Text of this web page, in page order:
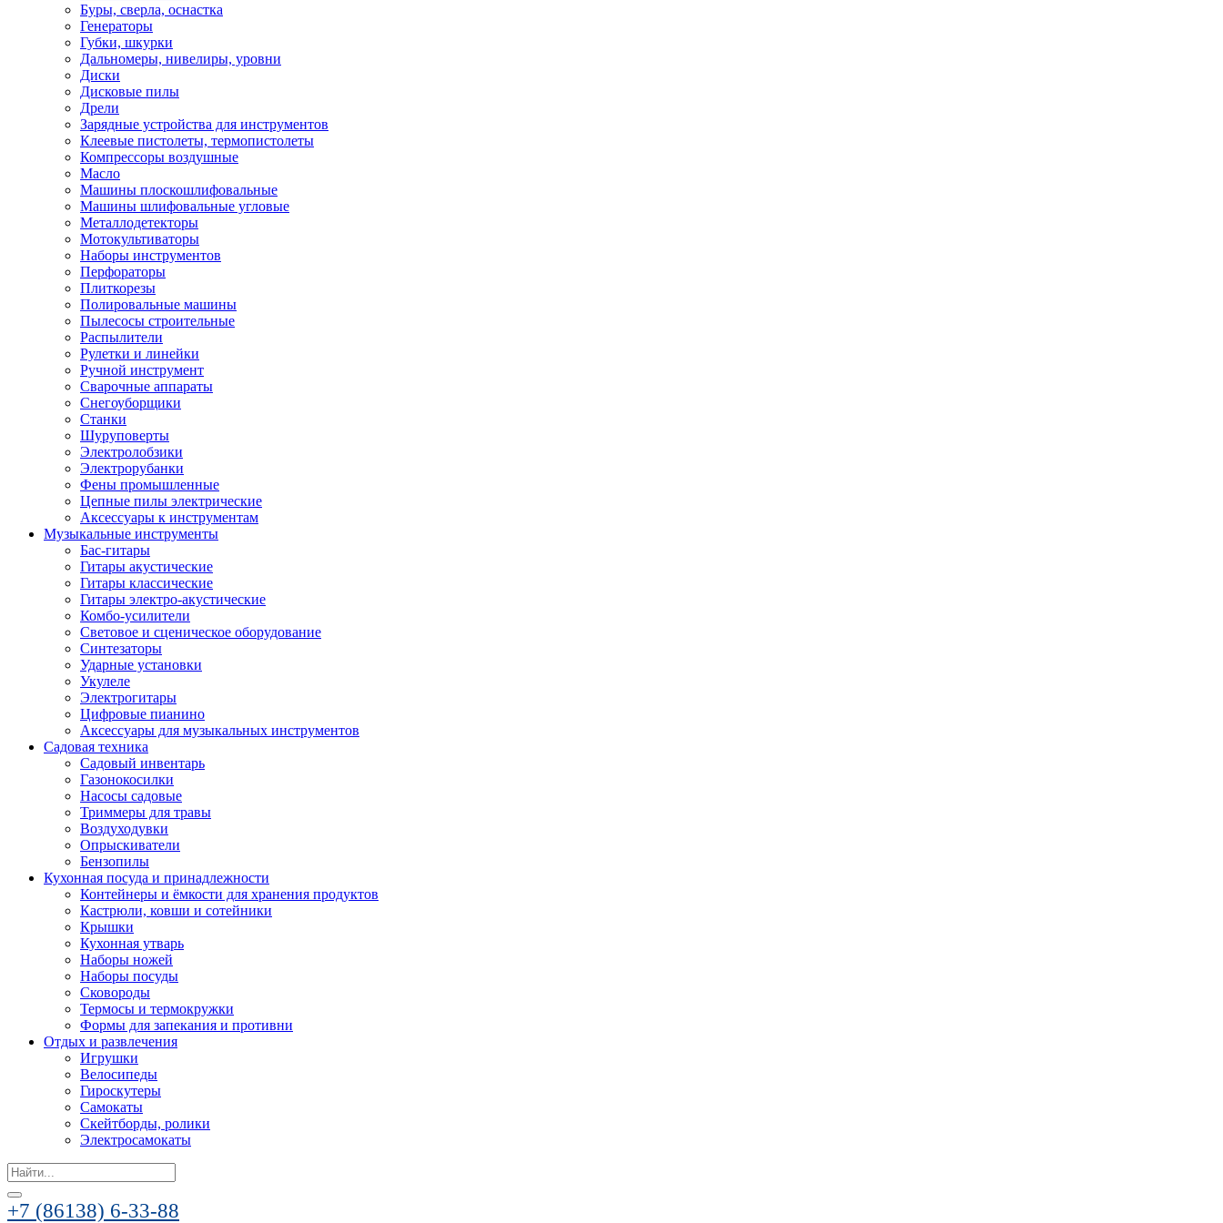
Буры, сверла, оснастка
Генераторы
Губки, шкурки
Дальномеры, нивелиры, уровни
Диски
Дисковые пилы
Дрели
Зарядные устройства для инструментов
Клеевые пистолеты, термопистолеты
Компрессоры воздушные
Масло
Машины плоскошлифовальные
Машины шлифовальные угловые
Металлодетекторы
Мотокультиваторы
Наборы инструментов
Перфораторы
Плиткорезы
Полировальные машины
Пылесосы строительные
Распылители
Рулетки и линейки
Ручной инструмент
Сварочные аппараты
Снегоуборщики
Станки
Шуруповерты
Электролобзики
Электрорубанки
Фены промышленные
Цепные пилы электрические
Аксессуары к инструментам
Музыкальные инструменты
Бас-гитары
Гитары акустические
Гитары классические
Гитары электро-акустические
Комбо-усилители
Световое и сценическое оборудование
Синтезаторы
Ударные установки
Укулеле
Электрогитары
Цифровые пианино
Аксессуары для музыкальных инструментов
Садовая техника
Садовый инвентарь
Газонокосилки
Насосы садовые
Триммеры для травы
Воздуходувки
Опрыскиватели
Бензопилы
Кухонная посуда и принадлежности
Контейнеры и ёмкости для хранения продуктов
Кастрюли, ковши и сотейники
Крышки
Кухонная утварь
Наборы ножей
Наборы посуды
Сковороды
Термосы и термокружки
Формы для запекания и противни
Отдых и развлечения
Игрушки
Велосипеды
Гироскутеры
Самокаты
Скейтборды, ролики
Электросамокаты
Search
for:
+7 (86138) 6-33-88